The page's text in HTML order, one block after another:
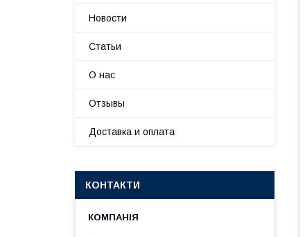
Новости
Статьи
О нас
Отзывы
Доставка и оплата
КОНТАКТИ